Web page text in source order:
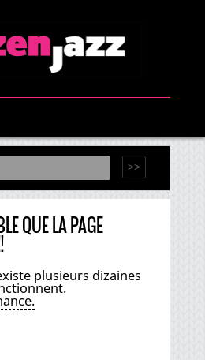
QUE LA PAGE
plusieurs dizaines